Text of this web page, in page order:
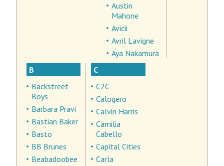
Austin
Mahone
Avicii
Avril Lavigne
Aya Nakamura
B
Backstreet
Boys
Barbara Pravi
Bastian Baker
Basto
BB Brunes
Beabadoobee
C
C2C
Calogero
Calvin Harris
Camilia
Cabello
Capital Cities
Carla